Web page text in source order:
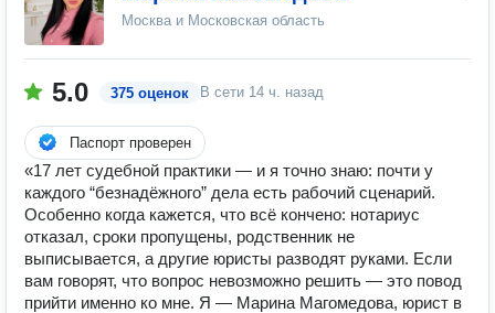
Москва и Московская область
5.0 375 оценок В сети 14 ч. назад
Паспорт проверен
«17 лет судебной практики — и я точно знаю: почти у
каждого “безнадёжного” дела есть рабочий сценарий.
Особенно когда кажется, что всё кончено: нотариус
отказал, сроки пропущены, родственник не
выписывается, а другие юристы разводят руками. Если
вам говорят, что вопрос невозможно решить — это повод
прийти именно ко мне. Я — Марина Магомедова, юрист в